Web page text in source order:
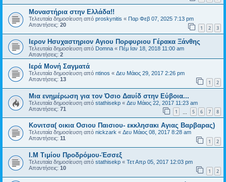
Μοναστήρια στην Ελλάδα!!
Τελευταία δημοσίευση από proskynitis « Παρ Φεβ 07, 2025 7:13 pm
Απαντήσεις: 20 1 2 3
Ιερον Ησυχαστηριον Αγιου Πορφυριου Γέρακα Ξάνθης
Τελευταία δημοσίευση από Domna « Πέμ Ιαν 18, 2018 11:00 am
Απαντήσεις: 2
Ιερά Μονή Σαγματά
Τελευταία δημοσίευση από ntinos « Δευ Μάιος 29, 2017 2:26 pm
Απαντήσεις: 13 1 2
Μια ενημέρωση για τον Όσιο Δαυίδ στην Εύβοια...
Τελευταία δημοσίευση από stathisekp « Δευ Μάιος 22, 2017 11:23 am
Απαντήσεις: 71 1 5 6 7 8
Κονιτσα( οικια Οσιου Παισιου- εκκλησακι Αγιας Βαρβαρας)
Τελευταία δημοσίευση από nickzark « Δευ Μάιος 08, 2017 8:28 am
Απαντήσεις: 11 1 2
Ι.Μ Τιμίου Προδρόμου-Έσσεξ
Τελευταία δημοσίευση από stathisekp « Τετ Απρ 05, 2017 12:03 pm
Απαντήσεις: 10 1 2